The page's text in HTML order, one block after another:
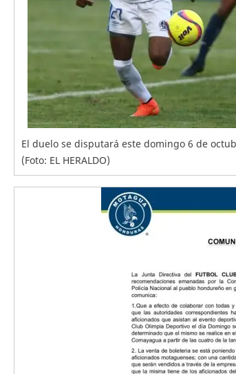
El duelo se disputará este domingo 6 de
(Foto: EL HERALDO)